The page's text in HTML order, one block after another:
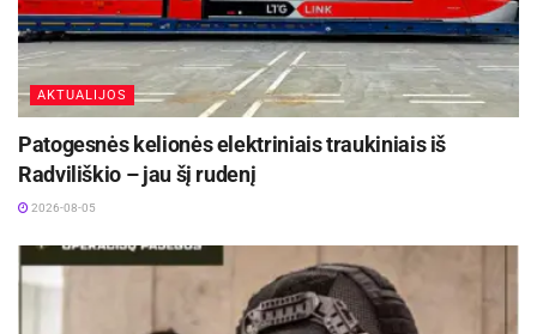
AKTUALIJOS
Patogesnės kelionės elektriniais traukiniais iš
Radviliškio – jau šį rudenį
2026-08-05